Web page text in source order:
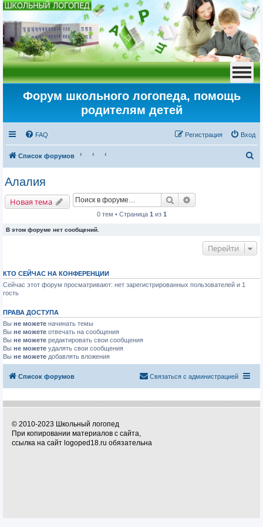
Форум школьного логопеда, помощь
родителям детей
FAQ Вход
Регистрация
Список форумов
о
Алалия
Новая тема Поиск
0 тем • Страница 1 из 1
В этом форуме нет сообщений.
Перейти
КТО СЕЙЧАС НА КОНФЕРЕНЦИИ
Сейчас этот форум просматривают: нет зарегистрированных пользователей и 1
гость
ПРАВА ДОСТУПА
Вы не можете начинать темы
Вы не можете отвечать на сообщения
Вы не можете редактировать свои сообщения
Вы не можете удалять свои сообщения
Вы не можете добавлять вложения
Список форумов Связаться с администрацией
© 2010-2023 Школьный логопед
При копировании материалов с сайта,
ссылка на сайт logoped18.ru обязательна